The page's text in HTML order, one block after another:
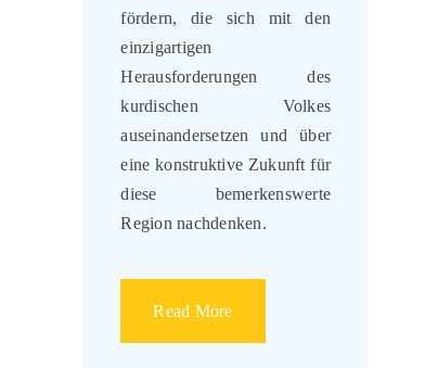
fördern, die sich mit den
einzigartigen
Herausforderungen des
kurdischen Volkes
auseinandersetzen und über
eine konstruktive Zukunft für
diese bemerkenswerte
Region nachdenken.
Read More